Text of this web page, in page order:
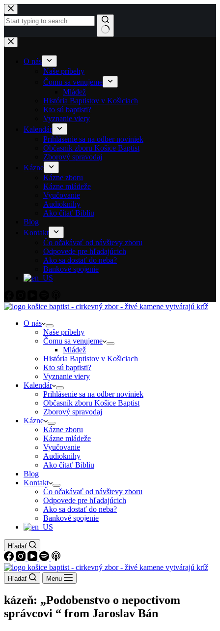
Skip to content
No results
O nás
Naše príbehy
Čomu sa venujeme
Mládež
História Baptistov v Košiciach
Kto sú baptisti?
Vyznanie viery
Kalendár
Prihlásenie sa na odber noviniek
Občasník zboru Košice Baptist
Zborový spravodaj
Kázne
Kázne zboru
Kázne mládeže
Vyučovanie
Audioknihy
Ako čítať Bibliu
Blog
Kontakt
Čo očakávať od návštevy zboru
Odpovede pre hľadajúcich
Ako sa dostať do neba?
Bankové spojenie
O nás
Naše príbehy
Čomu sa venujeme
Mládež
História Baptistov v Košiciach
Kto sú baptisti?
Vyznanie viery
Kalendár
Prihlásenie sa na odber noviniek
Občasník zboru Košice Baptist
Zborový spravodaj
Kázne
Kázne zboru
Kázne mládeže
Vyučovanie
Audioknihy
Ako čítať Bibliu
Blog
Kontakt
Čo očakávať od návštevy zboru
Odpovede pre hľadajúcich
Ako sa dostať do neba?
Bankové spojenie
Hľadať
Hľadať Menu
kázeň: „Podobenstvo o nepoctivom
správcovi “ from Jaroslav Bán